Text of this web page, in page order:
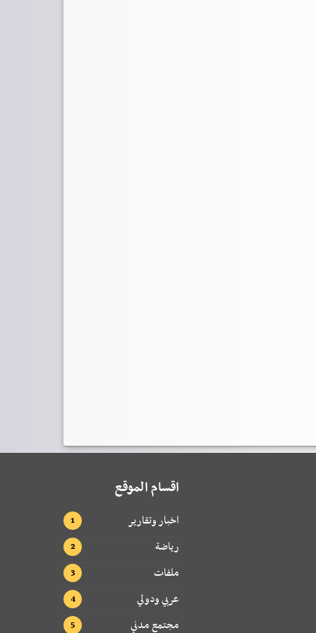
اقسام الموقع
اخبار وتقارير
رياضة
ملفات
عربي ودولي
مجتمع مدني